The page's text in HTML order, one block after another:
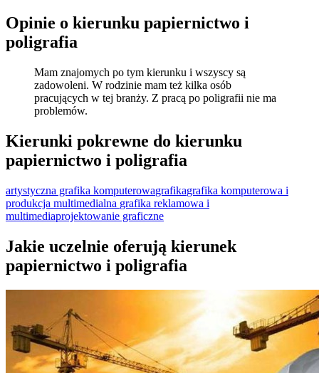
Opinie o kierunku papiernictwo i
poligrafia
Mam znajomych po tym kierunku i wszyscy są
zadowoleni. W rodzinie mam też kilka osób
pracujących w tej branży. Z pracą po poligrafii nie ma
problemów.
Kierunki pokrewne do kierunku
papiernictwo i poligrafia
artystyczna grafika komputerowagrafikagrafika komputerowa i
produkcja multimedialna grafika reklamowa i
multimediaprojektowanie graficzne
Jakie uczelnie oferują kierunek
papiernictwo i poligrafia